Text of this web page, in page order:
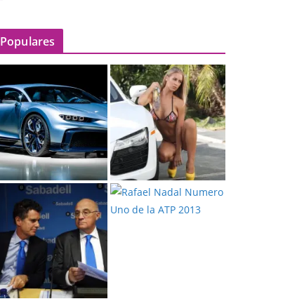
Populares